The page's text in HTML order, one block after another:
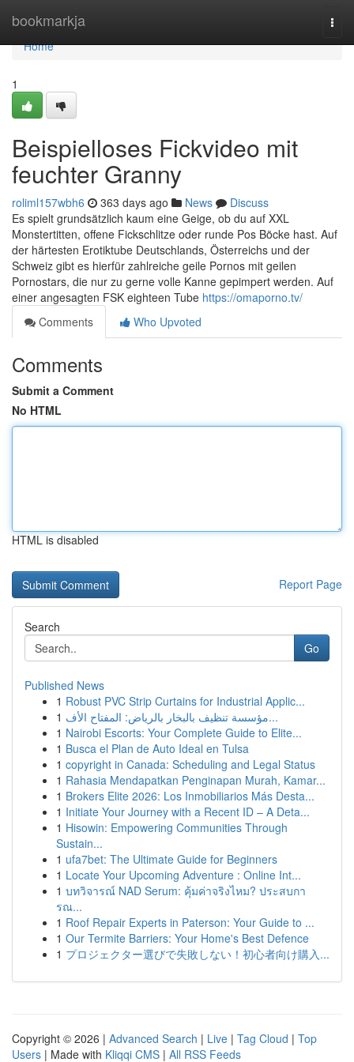
bookmarkja
Home
Home
1
Beispielloses Fickvideo mit
feuchter Granny
roliml157wbh6 363 days ago News
Discuss
Es spielt grundsätzlich kaum eine Geige, ob du auf XXL
Monstertitten, offene Fickschlitze oder runde Pos Böcke hast. Auf
der härtesten Erotiktube Deutschlands, Österreichs und der
Schweiz gibt es hierfür zahlreiche geile Pornos mit geilen
Pornostars, die nur zu gerne volle Kanne gepimpert werden. Auf
einer angesagten FSK eighteen Tube https://omaporno.tv/
Comments
Who Upvoted
Comments
Submit a Comment
No HTML
HTML is disabled
Report Page
Search
Go
Published News
1 Robust PVC Strip Curtains for Industrial Applic...
1
مؤسسة تنظيف بالبخار بالرياض: المفتاح الأف...
1 Nairobi Escorts: Your Complete Guide to Elite...
1 Busca el Plan de Auto Ideal en Tulsa
1 copyright in Canada: Scheduling and Legal Status
1 Rahasia Mendapatkan Penginapan Murah, Kamar...
1 Brokers Elite 2026: Los Inmobiliarios Más Desta...
1 Initiate Your Journey with a Recent ID – A Deta...
1 Hisowin: Empowering Communities Through
Sustain...
1 ufa7bet: The Ultimate Guide for Beginners
1 Locate Your Upcoming Adventure : Online Int...
1 บทวิจารณ์ NAD Serum: คุ้มค่าจริงไหม? ประสบกา
รณ...
1 Roof Repair Experts in Paterson: Your Guide to ...
1 Our Termite Barriers: Your Home's Best Defence
1 プロジェクター選びで失敗しない！初心者向け購入...
Copyright © 2026 | Advanced Search | Live | Tag Cloud | Top
Users | Made with Kliqqi CMS | All RSS Feeds